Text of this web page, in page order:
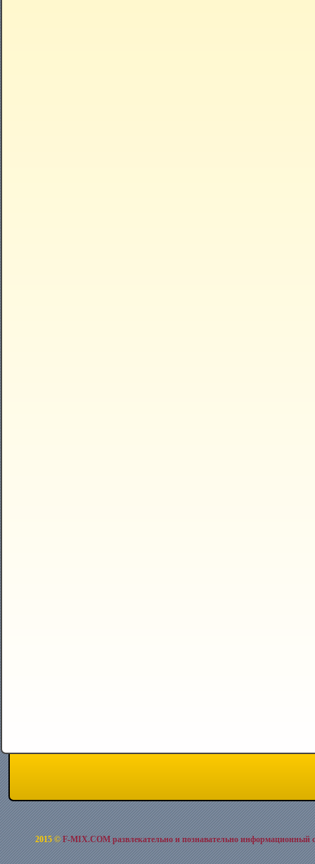
2015 ©F-MIX.COM развлекательно и познавательно информационный